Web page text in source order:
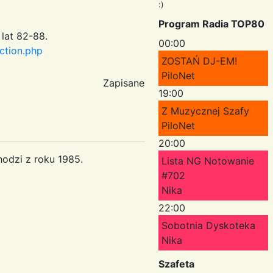
lat 82-88.
Zapisane
z roku 1985.
:)
Program Radia TOP80
00:00
ZOSTAŃ DJ-EM!
PiloNet
19:00
Z Muzycznej Szafy
PiloNet
20:00
Lista NG Notowanie
#702
Nika
22:00
Sobotnia Dyskoteka
Nika
Szafeta